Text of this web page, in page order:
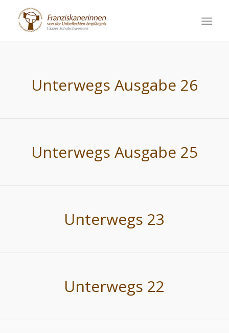
Unterwegs Ausgabe 26
Unterwegs Ausgabe 25
Unterwegs 23
Unterwegs 22